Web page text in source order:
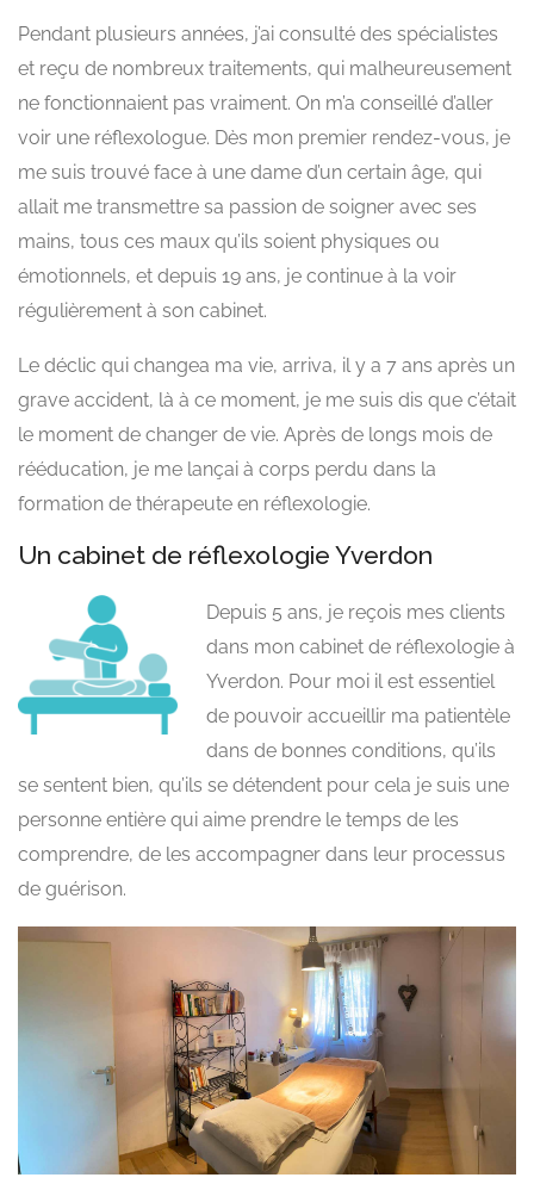
Pendant plusieurs années, j’ai consulté des spécialistes
et reçu de nombreux traitements, qui malheureusement
ne fonctionnaient pas vraiment. On m’a conseillé d’aller
voir une réflexologue. Dès mon premier rendez-vous, je
me suis trouvé face à une dame d’un certain âge, qui
allait me transmettre sa passion de soigner avec ses
mains, tous ces maux qu’ils soient physiques ou
émotionnels, et depuis 19 ans, je continue à la voir
régulièrement à son cabinet.
Le déclic qui changea ma vie, arriva, il y a 7 ans après un
grave accident, là à ce moment, je me suis dis que c’était
le moment de changer de vie. Après de longs mois de
rééducation, je me lançai à corps perdu dans la
formation de thérapeute en réflexologie.
Un cabinet de réflexologie Yverdon
Depuis 5 ans, je reçois mes clients
dans mon cabinet de réflexologie à
Yverdon. Pour moi il est essentiel
de pouvoir accueillir ma patientèle
dans de bonnes conditions, qu’ils
se sentent bien, qu’ils se détendent pour cela je suis une
personne entière qui aime prendre le temps de les
comprendre, de les accompagner dans leur processus
de guérison.